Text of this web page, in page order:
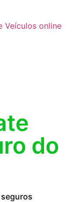
Veículos online
do
seguros